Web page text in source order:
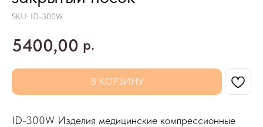
SKU: ID-300W
5400,00 р.
В КОРЗИНУ
ID-300W Изделия медицинские компрессионные